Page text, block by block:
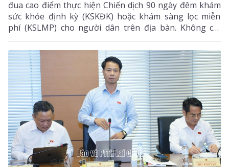
đua cao điểm thực hiện Chiến dịch 90 ngày đêm khám
sức khỏe định kỳ (KSKĐK) hoặc khám sàng lọc miễn
phí (KSLMP) cho người dân trên địa bàn. Không chỉ
góp phần phát hiện sớm bệnh tật, nâng cao chất
lượng chăm sóc sức khỏe (CSSK) ban đầu, chương
trình còn lan tỏa tinh thần trách nhiệm, y đức và sự
tận tâm của đội ngũ cán bộ y tế, hướng tới mục tiêu
mọi người dân đều được tiếp cận dịch vụ y tế công
bằng, chất lượng và nhân văn.